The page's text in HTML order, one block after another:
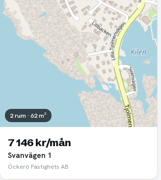
2 rum · 62 m²
7 146 kr/mån
Svanvägen 1
Öckerö Fastighets AB